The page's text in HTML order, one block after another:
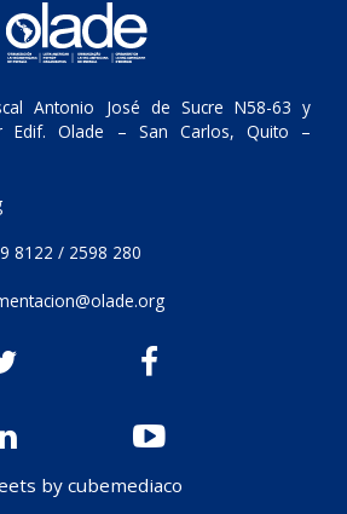
Antonio José de Sucre N58-63 y
Edif. Olade – San Carlos, Quito –
8122 / 2598 280
by cubemediaco